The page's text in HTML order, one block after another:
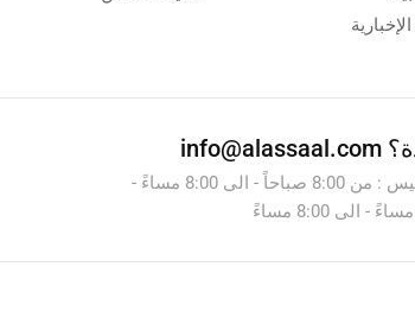
من السبت - الخميس : من 8:00 صباحاً - الى 8:00 مساءً -